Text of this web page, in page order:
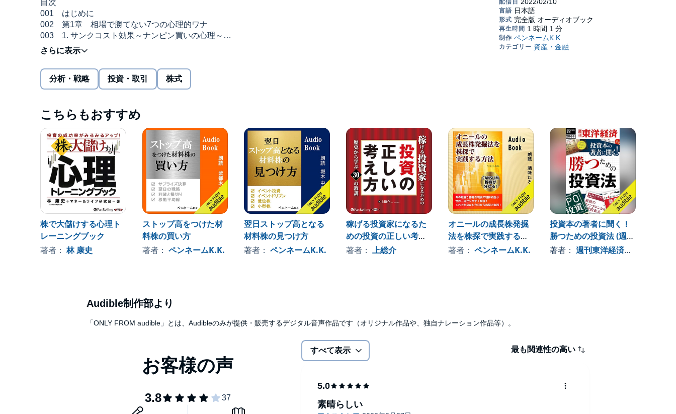
目次
001 はじめに
002 第1章 相場で勝てない7つの心理的ワナ
003 1. サンクコスト効果～ナンピン買いの心理～
004 2. プロスペクト理論～コツコツドカンの法則～
005 3. 感応度遁原～これが塩漬けの正体だ～
006 4. 時間割引～なぜ人はすぐに利食いするのか～
007 5. 認知的不協和理論～下落した株にしがみつく理由～
008 6. アンカリング効果～高値覚え・安値覚えの原因～
010 第2章 相場で勝つための5つの心理的テクニック
011 1. 認知行動療法～考え方のクセを治せ！～
012 2. 自律訓練法～火照ったココロを今すぐ冷やせ！～
013 3. 呼吸法～どこでもできるリラクゼーション～
014 4． 不安階層表～じっくり進め！～
015 5. トリプルカラム法～とにかく紙に書き出せ！～
016 第3章 実践編
017 損切りができない！
018 怖くて高値で買えない！
019 すぐにダマシに引っかかってしまう！
020 小さい利益ですぐに売ってしまう！
021 自分で決めたルールに従えない！
022 仕事中も相場が気になる！
023 安値で買ってさらに安く売ってしまう！
027 大勝ちした後に調子に乗って負ける！
029 いつも損切り貧乏になってしまう！
032 株価の急落で狼狽売りをしてしまう！
分析・戦略 投資・取引 株式
こちらもおすすめ
株で大儲けする心理ト
レーニングブック
著者：林 康史
ストップ高をつけた材
料株の買い方
著者： ペンネームK.K.
翌日ストップ高となる
材料株の見つけ方
著者：ペンネームK.K.
稼げる投資家になるた
めの投資の正しい考え
方
著者： 上総介
オニールの成長株発掘
法を株探で実践する方
法
著者： ペンネームK.K.
投資本の著者に聞く！
勝つための投資法 (週刊
東洋経済eビジネス新書
著者：週刊東洋経済編集部
Audible制作部より
「ONLY FROM audible」とは、Audibleのみが提供・販売するデジタル音声作品です（オリジナル作品や、独自ナレーション作品等）。
すべて表示 最も関連性の高い
素晴らしい